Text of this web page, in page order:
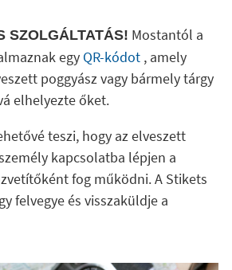
SZOLGÁLTATÁS! Mostantól a
egy QR-kódot, amely
poggyász vagy bármely tárgy
elhelyezte őket.
teszi, hogy az elveszett
kapcsolatba lépjen a
fog működni. A Stikets
felvegye és visszaküldje a